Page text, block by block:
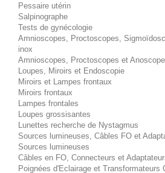
Pessaire utérin
Salpinographe
Tests de gynécologie
Amnioscopes, Proctoscopes,
inox
Amnioscopes, Proctoscopes et
Loupes, Miroirs et Endoscopie
Miroirs et Lampes frontaux
Miroirs frontaux
Lampes frontales
Loupes grossisantes
Lunettes recherche de Nystagmus
Sources lumineuses, Câbles FO et
Sources lumineuses
Câbles en FO, Connecteurs et
Poignées d'Eclairage et Transformateurs